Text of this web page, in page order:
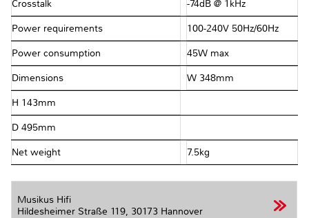
Crosstalk -74dB @ 1kHz
Power requirements 100-240V 50Hz/60Hz
Power consumption 45W max
Dimensions W 348mm
H 143mm
D 495mm
Net weight 7.5kg
Musikus Hifi
Hildesheimer Straße 119, 30173 Hannover